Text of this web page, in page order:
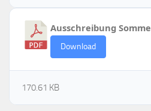
Ausschreibung
Download
170.61 KB